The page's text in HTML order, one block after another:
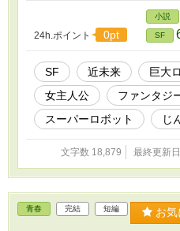
24h.ポイント 0pt
小説
SF
SF 近未来 巨大
女主人公
ファンタジ
スーパーロボット
じ
文字数 18,879 最終更新
青春 完結 短編 お